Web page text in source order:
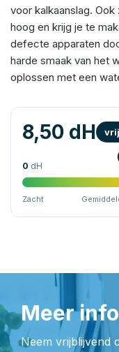
voor kalkaanslag.
hoog en krijg je te
defecte apparaten
harde smaak van het
oplossen met een
8,50 dH
0 dH
Zacht
Meer
Neem vrijblijvend